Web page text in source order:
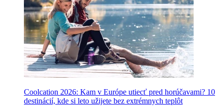
Coolcation 2026: Kam v Európe utiecť pred horúčavami? 10
destinácií, kde si leto užijete bez extrémnych teplôt